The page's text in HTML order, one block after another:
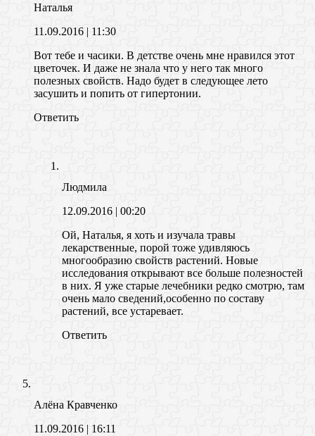
Наталья
11.09.2016 | 11:30
Вот тебе и часики. В детстве очень мне нравился этот
цветочек. И даже не знала что у него так много
полезных свойств. Надо будет в следующее лето
засушить и попить от гипертонии.
Ответить
Людмила
12.09.2016 | 00:20
Ой, Наталья, я хоть и изучала травы
лекарственные, порой тоже удивляюсь
многообразию свойств растений. Новые
исследования открывают все больше полезностей
в них. Я уже старые лечебники редко смотрю, там
очень мало сведений,особенно по составу
растений, все устаревает.
Ответить
Алёна Кравченко
11.09.2016 | 16:11